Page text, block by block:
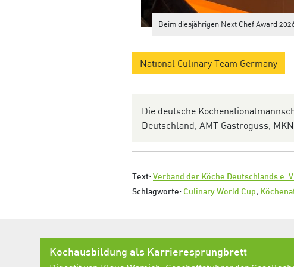
Beim diesjährigen Next Chef Award
National Culinary Team Germany
Die deutsche
Deutschland, AMT Gastroguss,
Text: Verband der Köche Deutschlands e.
Schlagworte: Culinary World Cup,
Kochausbildung als Karrieresprungbrett